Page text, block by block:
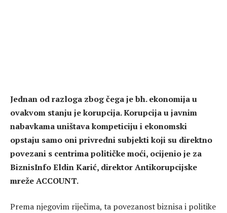
Jednan od razloga zbog čega je bh. ekonomija u
ovakvom stanju je korupcija. Korupcija u javnim
nabavkama uništava kompeticiju i ekonomski
opstaju samo oni privredni subjekti koji su direktno
povezani s centrima političke moći, ocijenio je za
BiznisInfo Eldin Karić, direktor Antikorupcijske
mreže ACCOUNT.
Prema njegovim riječima, ta povezanost biznisa i politike